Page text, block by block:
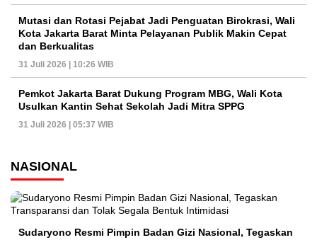
Mutasi dan Rotasi Pejabat Jadi Penguatan Birokrasi, Wali
Kota Jakarta Barat Minta Pelayanan Publik Makin Cepat
dan Berkualitas
31 Juli 2026 | 10:26 WIB
Pemkot Jakarta Barat Dukung Program MBG, Wali Kota
Usulkan Kantin Sehat Sekolah Jadi Mitra SPPG
31 Juli 2026 | 05:37 WIB
NASIONAL
Sudaryono Resmi Pimpin Badan Gizi Nasional, Tegaskan